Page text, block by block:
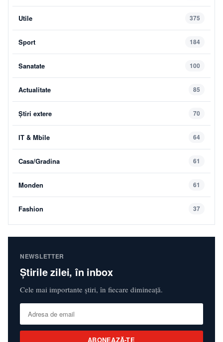
Utile 375
Sport 184
Sanatate 100
Actualitate 85
Știri extere 70
IT & Mbile 64
Casa/Gradina 61
Monden 61
Fashion 37
NEWSLETTER
Știrile zilei, în inbox
Cele mai importante știri, în fiecare dimineață.
ABONEAZĂ-TE